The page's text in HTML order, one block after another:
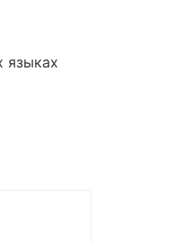
языках